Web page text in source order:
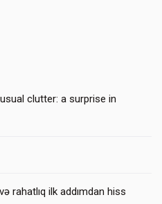
clutter: a surprise in
rahatlıq ilk addımdan hiss